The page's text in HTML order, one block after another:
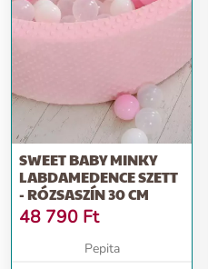
SWEET BABY MINKY
LABDAMEDENCE SZETT
- RÓZSASZÍN 30 CM
48 790 Ft
Pepita